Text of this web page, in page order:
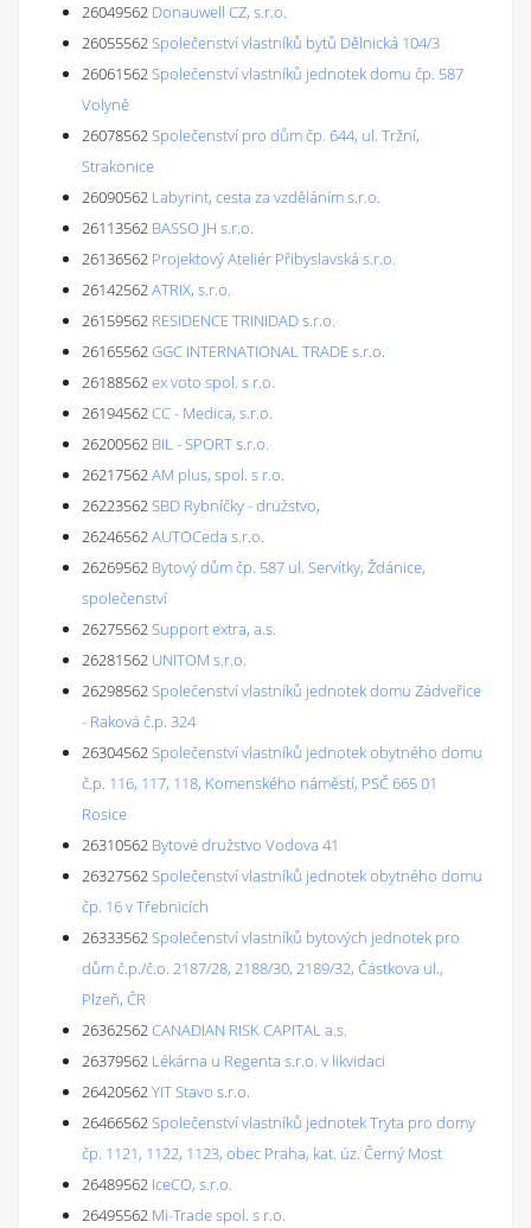
26049562 Donauwell CZ, s.r.o.
26055562Společenství vlastníků bytů Dělnická 104/3
26061562Společenství vlastníků jednotek domu čp. 587
Volyně
26078562Společenství pro dům čp. 644, ul. Tržní,
Strakonice
26090562 Labyrint, cesta za vzděláním s.r.o.
26113562 BASSO JH s.r.o.
26136562 Projektový Ateliér Přibyslavská s.r.o.
26142562ATRIX, s.r.o.
26159562 RESIDENCE TRINIDAD s.r.o.
26165562GGC INTERNATIONAL TRADE s.r.o.
26188562ex voto spol. s r.o.
26194562CC - Medica, s.r.o.
26200562 BIL - SPORT s.r.o.
26217562AM plus, spol. s r.o.
26223562SBD Rybníčky - družstvo,
26246562AUTOCeda s.r.o.
26269562 Bytový dům čp. 587 ul. Servítky, Ždánice,
společenství
26275562Support extra, a.s.
26281562 UNITOM s.r.o.
26298562Společenství vlastníků jednotek domu Zádveřice
- Raková č.p. 324
26304562Společenství vlastníků jednotek obytného domu
č.p. 116, 117, 118, Komenského náměstí, PSČ 665 01
Rosice
26310562 Bytové družstvo Vodova 41
26327562Společenství vlastníků jednotek obytného domu
čp. 16 v Třebnicích
26333562Společenství vlastníků bytových jednotek pro
dům č.p./č.o. 2187/28, 2188/30, 2189/32, Částkova ul.,
Plzeň, ČR
26362562CANADIAN RISK CAPITAL a.s.
26379562 Lékárna u Regenta s.r.o. v likvidaci
26420562YIT Stavo s.r.o.
26466562Společenství vlastníků jednotek Tryta pro domy
čp. 1121, 1122, 1123, obec Praha, kat. úz. Černý Most
26489562 IceCO, s.r.o.
26495562 Mi-Trade spol. s r.o.